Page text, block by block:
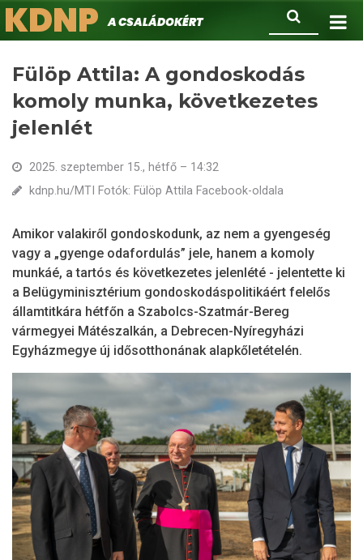
Ugrás
a
Keresés
KDNPA családokért.
Fülöp Attila: A gondoskodás
komoly munka, következetes
jelenlét
2025. szeptember 15., hétfő – 14:32
kdnp.hu/MTI Fotók: Fülöp Attila Facebook-oldala
Amikor valakiről gondoskodunk, az nem a gyengeség
vagy a „gyenge odafordulás” jele, hanem a komoly
munkáé, a tartós és következetes jelenlété - jelentette ki
a Belügyminisztérium gondoskodáspolitikáért felelős
államtitkára hétfőn a Szabolcs-Szatmár-Bereg
vármegyei Mátészalkán, a Debrecen-Nyíregyházi
Egyházmegye új idősotthonának alapkőletételén.